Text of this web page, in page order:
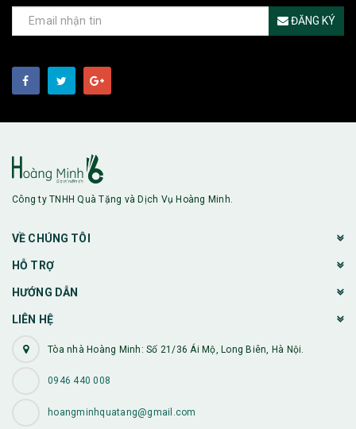
ĐĂNG KÝ
Công ty TNHH Quà Tặng và Dịch Vụ Hoàng Minh.
VỀ CHÚNG TÔI
HỖ TRỢ
HƯỚNG DẪN
LIÊN HỆ
Tòa nhà Hoàng Minh: Số 21/36 Ái Mộ, Long Biên, Hà Nội.
0946 440 008
hoangminhquatang@gmail.com